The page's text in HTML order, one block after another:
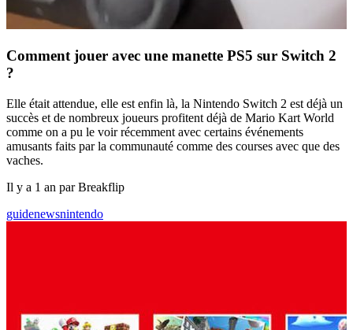
Comment jouer avec une manette PS5 sur Switch 2
?
Elle était attendue, elle est enfin là, la Nintendo Switch 2 est déjà un
succès et de nombreux joueurs profitent déjà de Mario Kart World
comme on a pu le voir récemment avec certains événements
amusants faits par la communauté comme des courses avec que des
vaches.
Il y a 1 an par Breakflip
guidenewsnintendo